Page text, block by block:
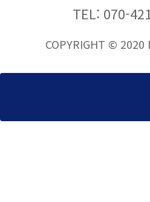
TEL: 070-
COPYRIGHT © 2020